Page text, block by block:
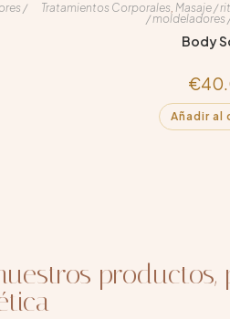
/
Tratamientos Corporales,Masaje /
/ moldeladores
Body
€
Añadir al
productos,